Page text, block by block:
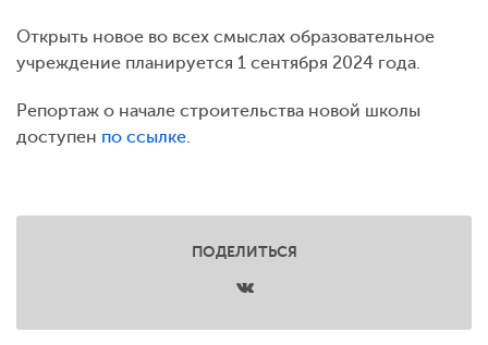
Открыть новое во всех смыслах образовательное
учреждение планируется 1 сентября 2024 года.
Репортаж о начале строительства новой школы
доступен по ссылке.
ПОДЕЛИТЬСЯ